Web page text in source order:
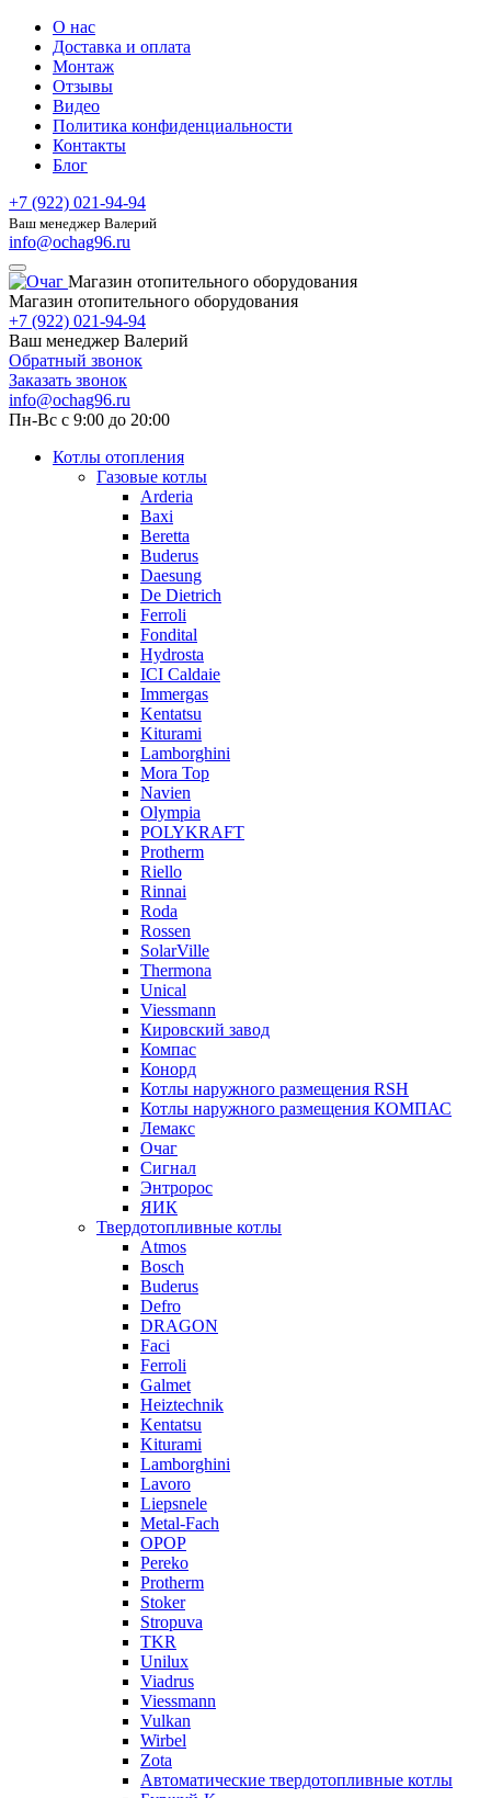
О нас
Доставка и оплата
Монтаж
Отзывы
Видео
Политика конфиденциальности
Контакты
Блог
+7 (922) 021-94-94
Ваш менеджер Валерий
info@ochag96.ru
Магазин отопительного оборудования
Магазин отопительного оборудования
+7 (922) 021-94-94
Ваш менеджер Валерий
Обратный звонок
Заказать звонок
info@ochag96.ru
Пн-Вс с 9:00 до 20:00
Котлы отопления
Газовые котлы
Arderia
Baxi
Beretta
Buderus
Daesung
De Dietrich
Ferroli
Fondital
Hydrosta
ICI Caldaie
Immergas
Kentatsu
Kiturami
Lamborghini
Mora Top
Navien
Olympia
POLYKRAFT
Protherm
Riello
Rinnai
Roda
Rossen
SolarVille
Thermona
Unical
Viessmann
Кировский завод
Компас
Конорд
Котлы наружного размещения RSH
Котлы наружного размещения КОМПАС
Лемакс
Очаг
Сигнал
Энтророс
ЯИК
Твердотопливные котлы
Atmos
Bosch
Buderus
Defro
DRAGON
Faci
Ferroli
Galmet
Heiztechnik
Kentatsu
Kiturami
Lamborghini
Lavoro
Liepsnele
Metal-Fach
OPOP
Pereko
Protherm
Stoker
Stropuva
TKR
Unilux
Viadrus
Viessmann
Vulkan
Wirbel
Zota
Автоматические твердотопливные котлы